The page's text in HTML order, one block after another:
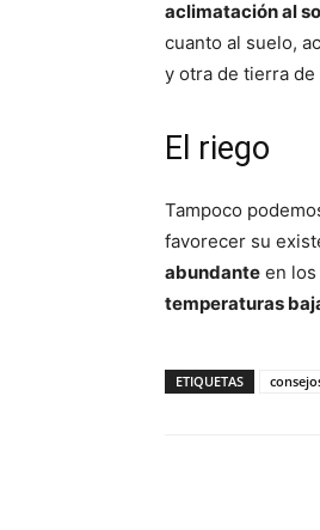
aclimatación al
cuanto al suelo,
y otra de tierra
El riego
Tampoco
favorecer su
abundante en los
temperaturas
ETIQUETAS